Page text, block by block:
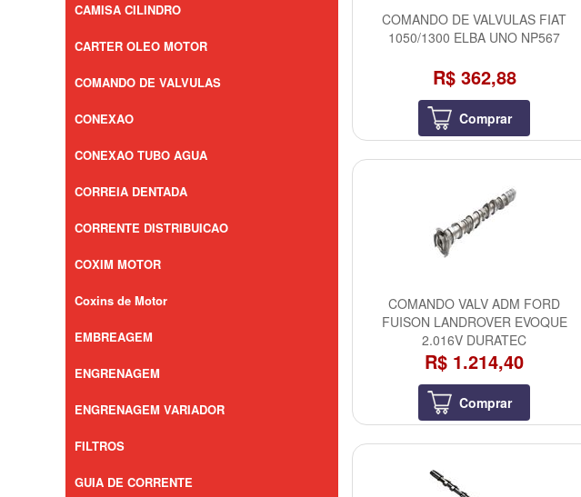
CAMISA CILINDRO
CARTER OLEO MOTOR
COMANDO DE VALVULAS
CONEXAO
CONEXAO TUBO AGUA
CORREIA DENTADA
CORRENTE DISTRIBUICAO
COXIM MOTOR
Coxins de Motor
EMBREAGEM
ENGRENAGEM
ENGRENAGEM VARIADOR
FILTROS
GUIA DE CORRENTE
COMANDO DE VALVULAS FIAT
1050/1300 ELBA UNO NP567
R$ 362,88
Comprar
COMANDO VALV ADM FORD
FUISON LANDROVER EVOQUE
2.016V DURATEC
R$ 1.214,40
Comprar